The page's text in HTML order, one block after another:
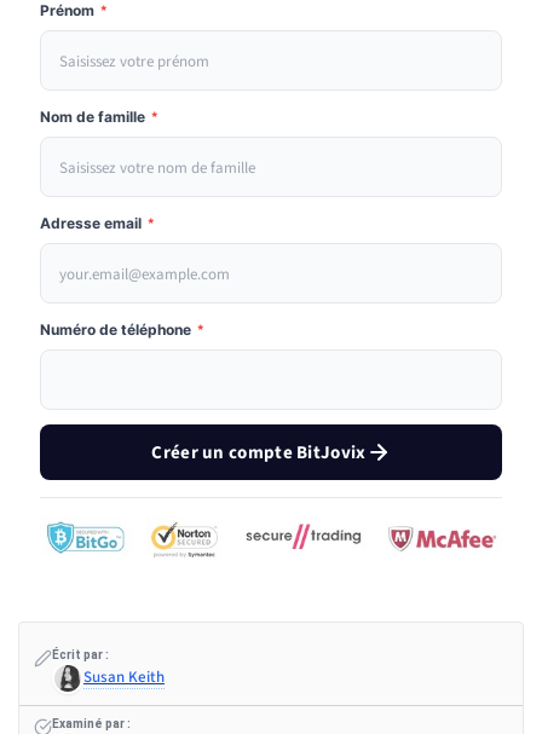
Prénom *
Nom de famille *
Adresse email *
Numéro de téléphone *
Créer un compte BitJovix
Écrit par :
Susan Keith
Examiné par :